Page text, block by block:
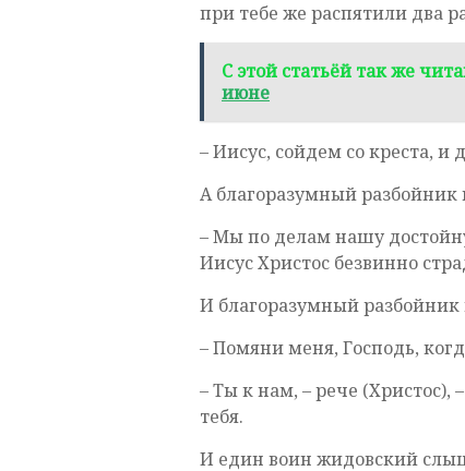
при тебе же распятили два
С этой статьёй так же
июне
– Иисус, сойдем со креста, и
А благоразумный разбойник
– Мы по делам нашу
Иисус Христос безвинно
И благоразумный разбойник
– Помяни меня, Господь,
– Ты к нам, – рече (Христос),
тебя.
И един воин жидовский